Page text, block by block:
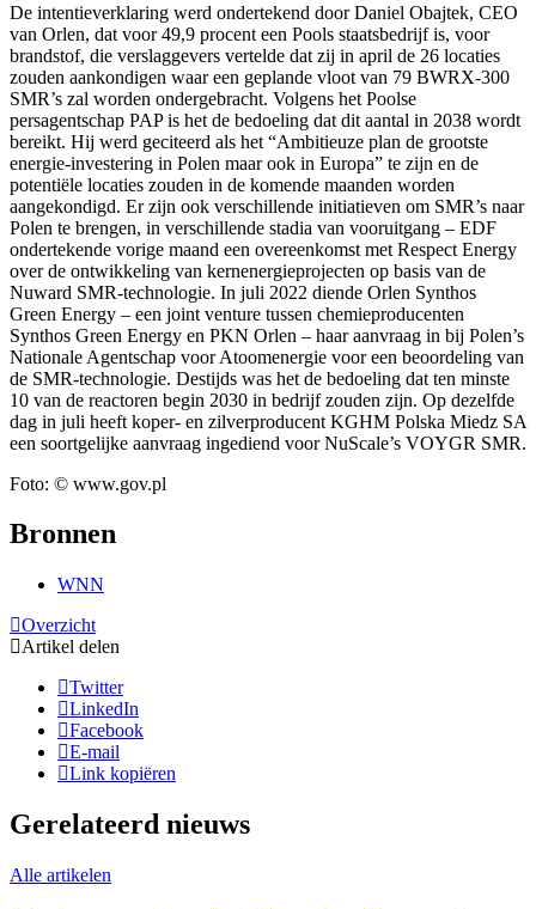
De intentieverklaring werd ondertekend door Daniel Obajtek, CEO
van Orlen, dat voor 49,9 procent een Pools staatsbedrijf is, voor
brandstof, die verslaggevers vertelde dat zij in april de 26 locaties
zouden aankondigen waar een geplande vloot van 79 BWRX-300
SMR’s zal worden ondergebracht. Volgens het Poolse
persagentschap PAP is het de bedoeling dat dit aantal in 2038 wordt
bereikt. Hij werd geciteerd als het “Ambitieuze plan de grootste
energie-investering in Polen maar ook in Europa” te zijn en de
potentiële locaties zouden in de komende maanden worden
aangekondigd. Er zijn ook verschillende initiatieven om SMR’s naar
Polen te brengen, in verschillende stadia van vooruitgang – EDF
ondertekende vorige maand een overeenkomst met Respect Energy
over de ontwikkeling van kernenergieprojecten op basis van de
Nuward SMR-technologie. In juli 2022 diende Orlen Synthos
Green Energy – een joint venture tussen chemieproducenten
Synthos Green Energy en PKN Orlen – haar aanvraag in bij Polen’s
Nationale Agentschap voor Atoomenergie voor een beoordeling van
de SMR-technologie. Destijds was het de bedoeling dat ten minste
10 van de reactoren begin 2030 in bedrijf zouden zijn. Op dezelfde
dag in juli heeft koper- en zilverproducent KGHM Polska Miedz SA
een soortgelijke aanvraag ingediend voor NuScale’s VOYGR SMR.
Foto: © www.gov.pl
Bronnen
WNN
Overzicht
Artikel delen
Twitter
LinkedIn
Facebook
E-mail
Link kopiëren
Gerelateerd nieuws
Alle artikelen